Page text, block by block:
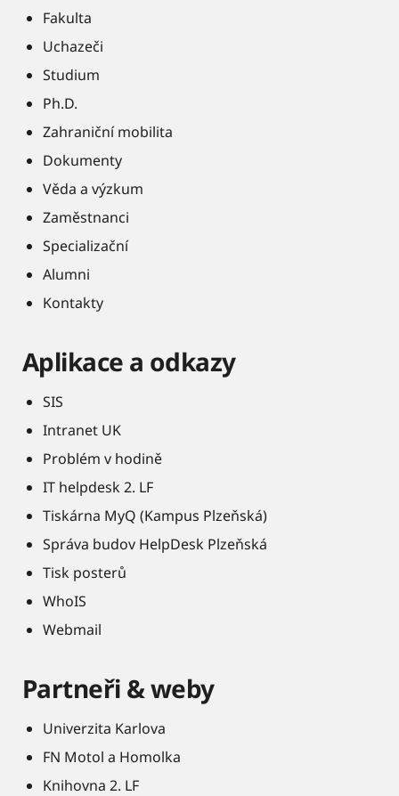
Fakulta
Uchazeči
Studium
Ph.D.
Zahraniční mobilita
Dokumenty
Věda a výzkum
Zaměstnanci
Specializační
Alumni
Kontakty
Aplikace a odkazy
SIS
Intranet UK
Problém v hodině
IT helpdesk 2. LF
Tiskárna MyQ (Kampus Plzeňská)
Správa budov HelpDesk Plzeňská
Tisk posterů
WhoIS
Webmail
Partneři & weby
Univerzita Karlova
FN Motol a Homolka
Knihovna 2. LF